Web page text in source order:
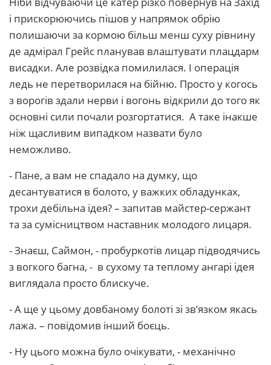
і прискорюючись пішов у напрямок обрію
полишаючи за кормою більш менш суху рівнину
де адмірал Грейс планував влаштувати плацдарм
висадки. Але розвідка помилилася. І операція
ледь не перетворилася на бійню. Просто у когось
з ворогів здали нерви і вогонь відкрили до того як
основні сили почали розгортатися. А таке інакше
ніж щасливим випадком назвати було
неможливо.
- Пане, а вам не спадало на думку, що
десантуватися в болото, у важких обладунках,
трохи дебільна ідея? – запитав майстер-сержант
та за сумісництвом наставник молодого лицаря.
- Знаєш, Саймон, - пробуркотів лицар підводячись
з вогкого багна, - в сухому та теплому ангарі ідея
виглядала просто блискуче.
- А ще у цьому довбаному болоті зі зв’язком якась
лажа. – повідомив інший боєць.
- Ну цього можна було очікувати, - механічно